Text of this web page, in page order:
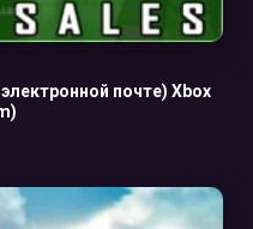
почте) Xbox